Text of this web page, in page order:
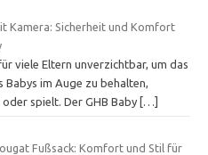
Kamera: Sicherheit und Komfort
viele Eltern unverzichtbar, um das
Babys im Auge zu behalten,
spielt. Der GHB Baby […]
Fußsack: Komfort und Stil für